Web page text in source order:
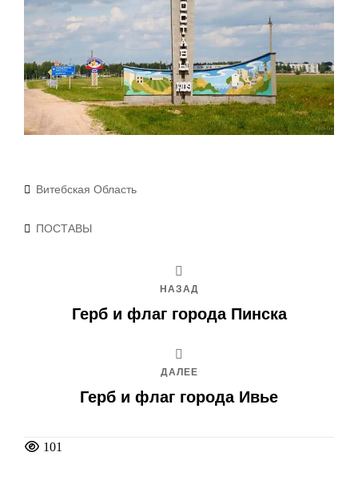
Рубрики
Витебская Область
Метки
ПОСТАВЫ
НАЗАД
Герб и флаг города Пинска
ДАЛЕЕ
Герб и флаг города Ивье
101